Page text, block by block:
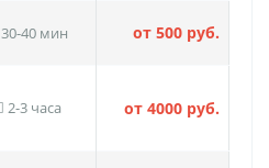
30-40 мин от 500 руб.
2-3 часа от 4000 руб.